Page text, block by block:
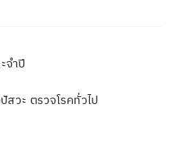
จำปี
สวะ ตรวจโรคทั่วไป